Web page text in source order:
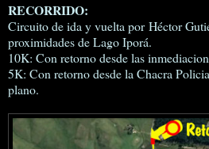
RECORRIDO:
Circuito de ida y vuelta por Héctor
proximidades de Lago Iporá.
10K: Con retorno desde las
5K: Con retorno desde la Chacra
plano.